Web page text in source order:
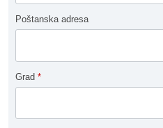
Poštanska adresa
Grad *